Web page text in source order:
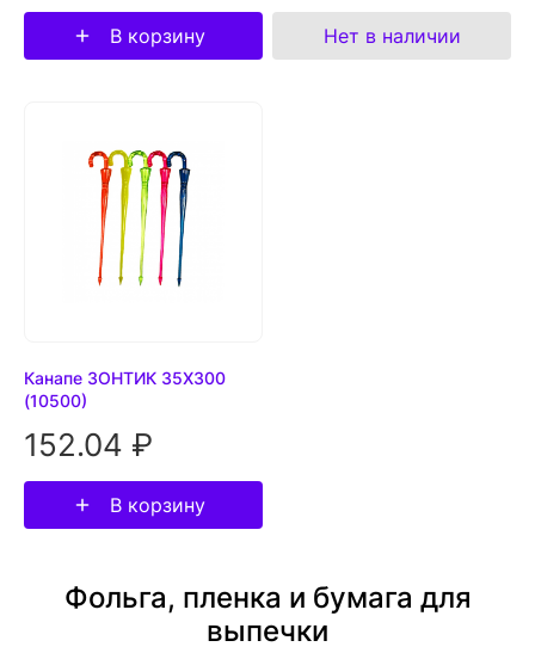
В корзину Нет в наличии
Канапе ЗОНТИК 35Х300
(10500)
152.04 ₽
В корзину
Фольга, пленка и бумага для
выпечки